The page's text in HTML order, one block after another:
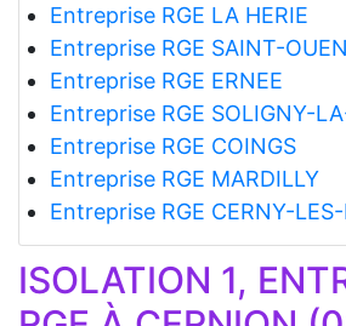
Entreprise RGE LA HERIE
Entreprise RGE SAINT-
Entreprise RGE ERNEE
Entreprise RGE SOLIGNY-
Entreprise RGE COINGS
Entreprise RGE MARDILLY
Entreprise RGE CERNY-
ISOLATION 1,